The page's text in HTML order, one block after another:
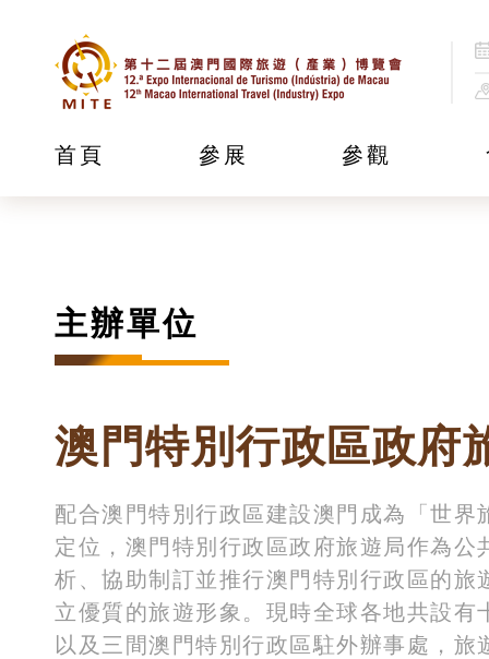
首頁 參展 參觀
主辦單位
澳門特別行政區政府
配合澳門特別行政區建設澳門成為「世界
定位，澳門特別行政區政府旅遊局作為公
析、協助制訂並推行澳門特別行政區的旅
立優質的旅遊形象。現時全球各地共設有
以及三間澳門特別行政區駐外辦事處，旅